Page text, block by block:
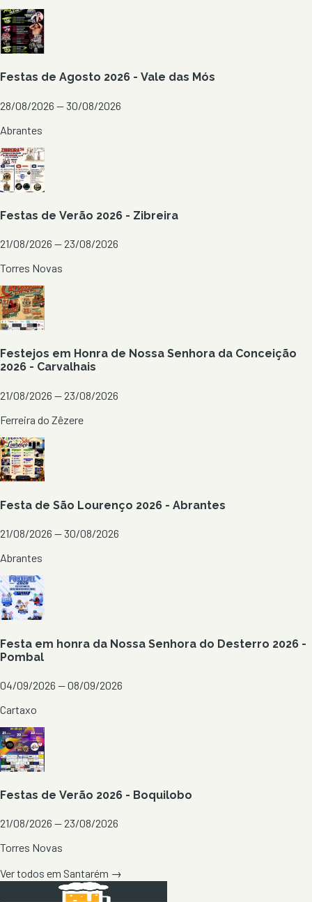
Festas de Agosto 2026 - Vale das Mós
28/08/2026 — 30/08/2026
Abrantes
Festas de Verão 2026 - Zibreira
21/08/2026 — 23/08/2026
Torres Novas
Festejos em Honra de Nossa Senhora da Conceição
2026 - Carvalhais
21/08/2026 — 23/08/2026
Ferreira do Zêzere
Festa de São Lourenço 2026 - Abrantes
21/08/2026 — 30/08/2026
Abrantes
Festa em honra da Nossa Senhora do Desterro 2026 -
Pombal
04/09/2026 — 08/09/2026
Cartaxo
Festas de Verão 2026 - Boquilobo
21/08/2026 — 23/08/2026
Torres Novas
Ver todos em Santarém →